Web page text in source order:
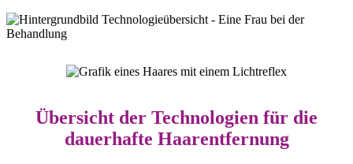
Übersicht der Technologien für die
dauerhafte Haar­ent­fernung